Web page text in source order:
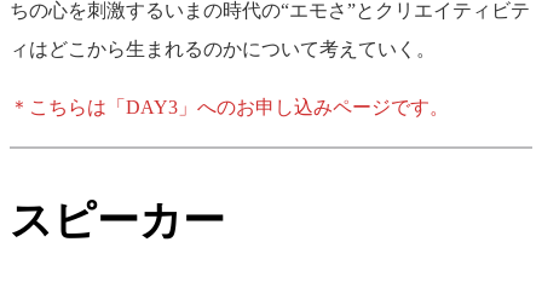
ちの心を刺激するいまの時代の“エモさ”とクリエイティビテ
ィはどこから生まれるのかについて考えていく。
＊こちらは「DAY3」へのお申し込みページです。
スピーカー
落合 陽一
メディアアーティス
佐々木 紀彦